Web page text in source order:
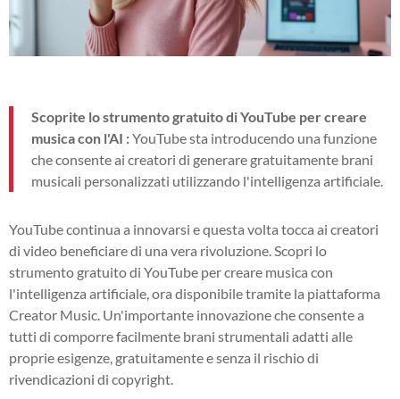
Scoprite lo strumento gratuito di YouTube per creare
musica con l'AI :YouTube sta introducendo una funzione
che consente ai creatori di generare gratuitamente brani
musicali personalizzati utilizzando l'intelligenza artificiale.
YouTube continua a innovarsi e questa volta tocca ai creatori
di video beneficiare di una vera rivoluzione. Scopri lo
strumento gratuito di YouTube per creare musica con
l'intelligenza artificiale, ora disponibile tramite la piattaforma
Creator Music. Un'importante innovazione che consente a
tutti di comporre facilmente brani strumentali adatti alle
proprie esigenze, gratuitamente e senza il rischio di
rivendicazioni di copyright.